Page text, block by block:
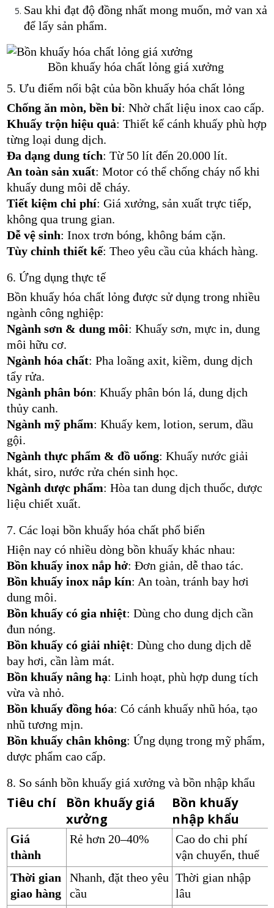
Sau khi đạt độ đồng nhất mong muốn, mở van xả
để lấy sản phẩm.
Bồn khuấyhóa chất lỏng giá xưởng
5. Ưu điểm nổi bật của bồn khuấy hóa chất lỏng
Chống ăn mòn, bền bỉ: Nhờ chất liệu inox cao cấp.
Khuấy trộn hiệu quả: Thiết kế cánh khuấy phù hợp
từng loại dung dịch.
Đa dạng dung tích: Từ 50 lít đến 20.000 lít.
An toàn sản xuất: Motor có thể chống cháy nổ khi
khuấy dung môi dễ cháy.
Tiết kiệm chi phí: Giá xưởng, sản xuất trực tiếp,
không qua trung gian.
Dễ vệ sinh: Inox trơn bóng, không bám cặn.
Tùy chỉnh thiết kế: Theo yêu cầu của khách hàng.
6. Ứng dụng thực tế
Bồn khuấy hóa chất lỏng được sử dụng trong nhiều
ngành công nghiệp:
Ngành sơn & dung môi: Khuấy sơn, mực in, dung
môi hữu cơ.
Ngành hóa chất: Pha loãng axit, kiềm, dung dịch
tẩy rửa.
Ngành phân bón: Khuấy phân bón lá, dung dịch
thủy canh.
Ngành mỹ phẩm: Khuấy kem, lotion, serum, dầu
gội.
Ngành thực phẩm & đồ uống: Khuấy nước giải
khát, siro, nước rửa chén sinh học.
Ngành dược phẩm: Hòa tan dung dịch thuốc, dược
liệu chiết xuất.
7. Các loại bồn khuấy hóa chất phổ biến
Hiện nay có nhiều dòng bồn khuấy khác nhau:
Bồn khuấy inox nắp hở: Đơn giản, dễ thao tác.
Bồn khuấy inox nắp kín: An toàn, tránh bay hơi
dung môi.
Bồn khuấy có gia nhiệt: Dùng cho dung dịch cần
đun nóng.
Bồn khuấy có giải nhiệt: Dùng cho dung dịch dễ
bay hơi, cần làm mát.
Bồn khuấy nâng hạ: Linh hoạt, phù hợp dung tích
vừa và nhỏ.
Bồn khuấy đồng hóa: Có cánh khuấy nhũ hóa, tạo
nhũ tương mịn.
Bồn khuấy chân không: Ứng dụng trong mỹ phẩm,
dược phẩm cao cấp.
8. So sánh bồn khuấy giá xưởng và bồn nhập khẩu
Tiêu chí
Bồn khuấy giá
xưởng
Bồn khuấy
nhập khẩu
Giá
thành
Rẻ hơn 20–40%
Cao do chi phí
vận chuyển, thuế
Thời gian
giao hàng
Nhanh, đặt theo yêu
cầu
Thời gian nhập
lâu